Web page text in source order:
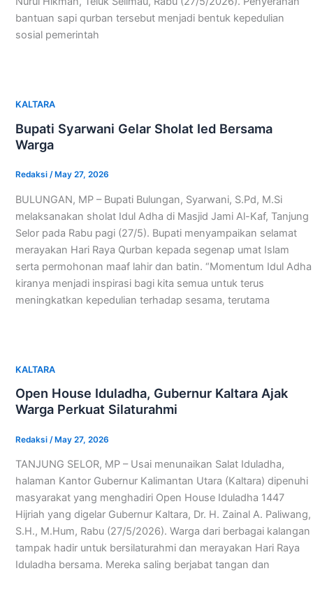
bantuan sapi qurban tersebut menjadi bentuk kepedulian
sosial pemerintah
KALTARA
Bupati Syarwani Gelar Sholat Ied Bersama
Warga
Redaksi / May 27, 2026
BULUNGAN, MP – Bupati Bulungan, Syarwani, S.Pd, M.Si
melaksanakan sholat Idul Adha di Masjid Jami Al-Kaf, Tanjung
Selor pada Rabu pagi (27/5). Bupati menyampaikan selamat
merayakan Hari Raya Qurban kepada segenap umat Islam
serta permohonan maaf lahir dan batin. “Momentum Idul Adha
kiranya menjadi inspirasi bagi kita semua untuk terus
meningkatkan kepedulian terhadap sesama, terutama
KALTARA
Open House Iduladha, Gubernur Kaltara Ajak
Warga Perkuat Silaturahmi
Redaksi / May 27, 2026
TANJUNG SELOR, MP – Usai menunaikan Salat Iduladha,
halaman Kantor Gubernur Kalimantan Utara (Kaltara) dipenuhi
masyarakat yang menghadiri Open House Iduladha 1447
Hijriah yang digelar Gubernur Kaltara, Dr. H. Zainal A. Paliwang,
S.H., M.Hum, Rabu (27/5/2026). Warga dari berbagai kalangan
tampak hadir untuk bersilaturahmi dan merayakan Hari Raya
Iduladha bersama. Mereka saling berjabat tangan dan